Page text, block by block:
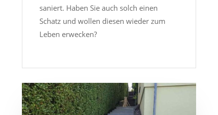
saniert. Haben Sie auch solch einen
Schatz und wollen diesen wieder zum
Leben erwecken?